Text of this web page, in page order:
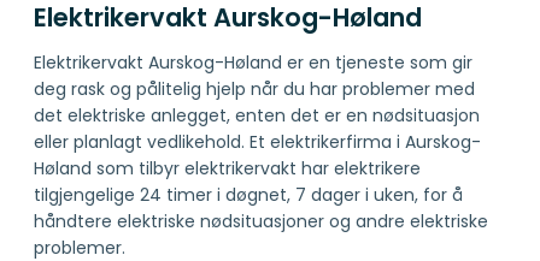
Elektrikervakt Aurskog-Høland
Elektrikervakt Aurskog-Høland er en tjeneste som gir
deg rask og pålitelig hjelp når du har problemer med
det elektriske anlegget, enten det er en nødsituasjon
eller planlagt vedlikehold. Et elektrikerfirma i Aurskog-
Høland som tilbyr elektrikervakt har elektrikere
tilgjengelige 24 timer i døgnet, 7 dager i uken, for å
håndtere elektriske nødsituasjoner og andre elektriske
problemer.